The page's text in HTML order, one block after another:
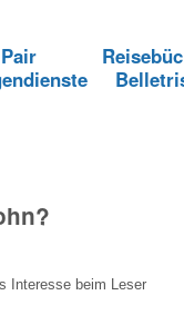
Interesse beim Leser